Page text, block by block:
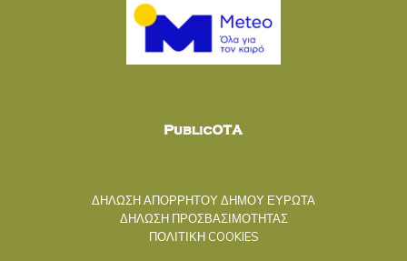
ΔΗΛΩΣΗ ΑΠΟΡΡΗΤΟΥ ΔΗΜΟΥ ΕΥΡΩΤΑ
ΔΗΛΩΣΗ ΠΡΟΣΒΑΣΙΜΟΤΗΤΑΣ
ΠΟΛΙΤΙΚΗ COOKIES